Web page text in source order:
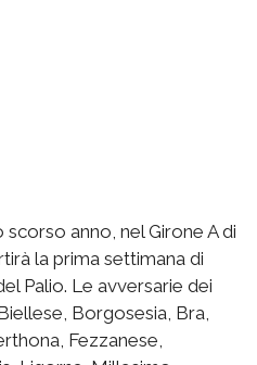
anno, nel Girone A di
la prima settimana di
Palio. Le avversarie dei
Borgosesia, Bra,
Fezzanese,